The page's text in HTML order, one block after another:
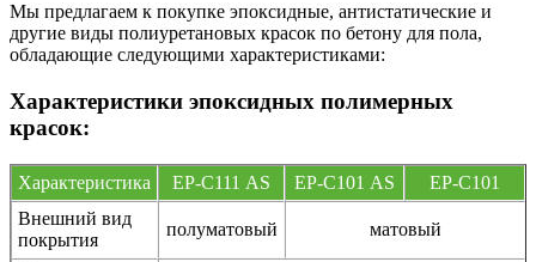
Мы предлагаем к покупке эпоксидные, антистатические и
другие виды полиуретановых красок по бетону для пола,
обладающие следующими характеристиками:
Характеристики эпоксидных полимерных
красок:
Характеристика EP-С111 AS EP-С101 AS
EP-C101
Внешний вид
покрытия
полуматовый матовый